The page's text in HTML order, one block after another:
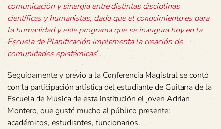
comunicación y sinergia entre distintas disciplinas
científicas y humanistas, dado que el conocimiento es para
la humanidad y este programa que se inaugura hoy en la
Escuela de Planificación implementa la creación de
comunidades epistémicas”.
Seguidamente y previo a la Conferencia Magistral se contó
con la participación artística del estudiante de Guitarra de la
Escuela de Música de esta institución el joven Adrián
Montero, que gustó mucho al público presente:
académicos, estudiantes, funcionarios.